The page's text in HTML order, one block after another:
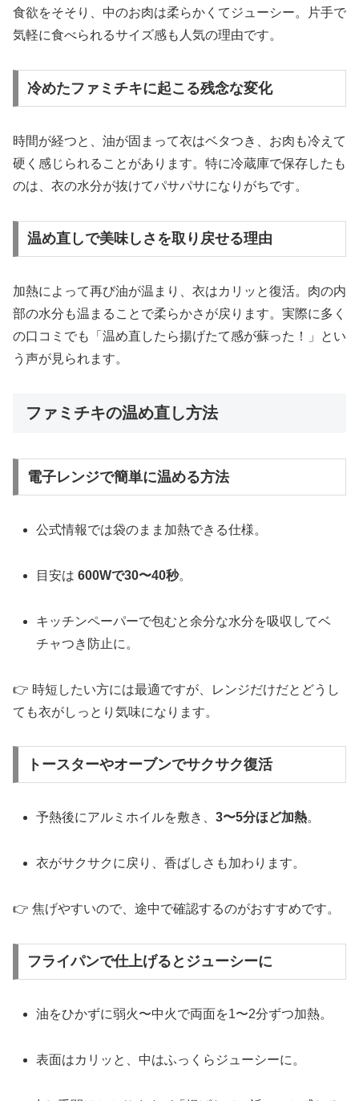
食欲をそそり、中のお肉は柔らかくてジューシー。片手で
気軽に食べられるサイズ感も人気の理由です。
冷めたファミチキに起こる残念な変化
時間が経つと、油が固まって衣はベタつき、お肉も冷えて
硬く感じられることがあります。特に冷蔵庫で保存したも
のは、衣の水分が抜けてパサパサになりがちです。
温め直しで美味しさを取り戻せる理由
加熱によって再び油が温まり、衣はカリッと復活。肉の内
部の水分も温まることで柔らかさが戻ります。実際に多く
の口コミでも「温め直したら揚げたて感が蘇った！」とい
う声が見られます。
ファミチキの温め直し方法
電子レンジで簡単に温める方法
公式情報では袋のまま加熱できる仕様。
目安は600Wで30〜40秒。
キッチンペーパーで包むと余分な水分を吸収してベ
チャつき防止に。
👉 時短したい方には最適ですが、レンジだけだとどうし
ても衣がしっとり気味になります。
トースターやオーブンでサクサク復活
予熱後にアルミホイルを敷き、3〜5分ほど加熱。
衣がサクサクに戻り、香ばしさも加わります。
👉 焦げやすいので、途中で確認するのがおすすめです。
フライパンで仕上げるとジューシーに
油をひかずに弱火〜中火で両面を1〜2分ずつ加熱。
表面はカリッと、中はふっくらジューシーに。